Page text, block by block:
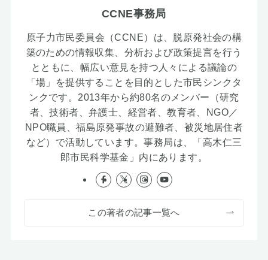
CCNE事務局
原子力市民委員会（CCNE）は、脱原発社会の構
築のための情報収集、分析および政策提言を行う
とともに、幅広い意見を持つ人々による議論の
「場」を提供することを目的とした市民シンクタ
ンクです。2013年から約80名のメンバー（研究
者、技術者、弁護士、経営者、教育者、NGO／
NPO職員、福島原発事故の避難者、被災地居住者
など）で活動しています。事務局は、「高木仁三
郎市民科学基金」内にあります。
この著者の記事一覧へ